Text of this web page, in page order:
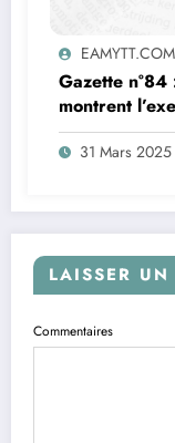
EAMYTT.COM
Gazette n°84
montrent
31 Mars 2025
LAISSER UN
Commentaires